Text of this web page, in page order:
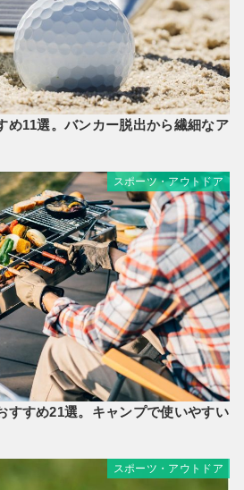
め11選。バンカー脱出から繊細なア
スポーツ・アウトドア
すすめ21選。キャンプで使いやすい
スポーツ・アウトドア